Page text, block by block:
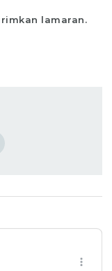
lamaran.